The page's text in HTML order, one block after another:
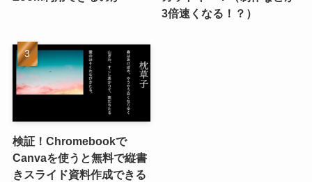
3倍速くなる！？）
検証！Chromebookで
Canvaを使うと無料で縦書
きスライド資料作成できる